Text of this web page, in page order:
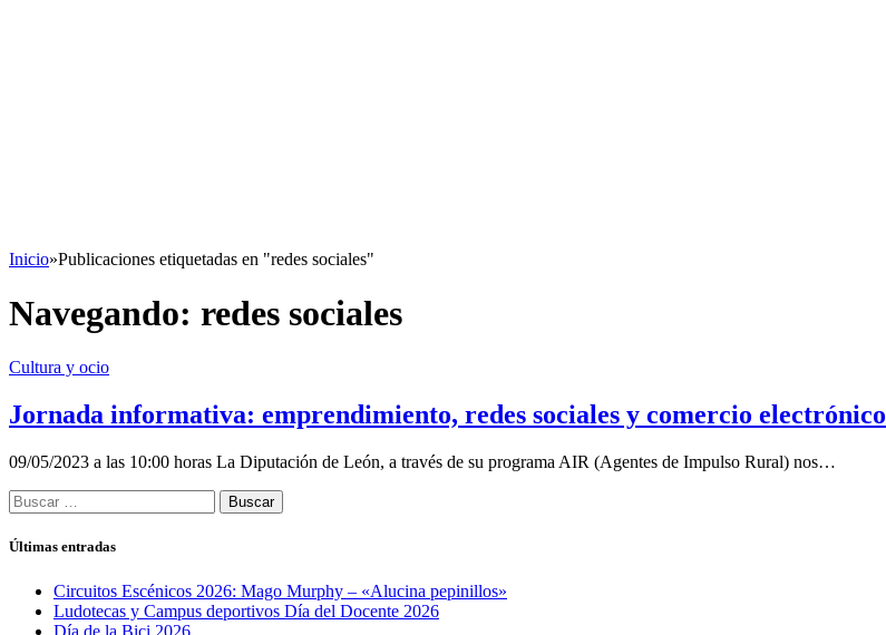
Inicio»Publicaciones etiquetadas en "redes sociales"
Navegando: redes sociales
Cultura y ocio
Jornada informativa: emprendimiento, redes sociales y comercio electrónico
09/05/2023 a las 10:00 horas La Diputación de León, a través de su programa AIR (Agentes de Impulso Rural) nos…
Buscar:
Últimas entradas
Circuitos Escénicos 2026: Mago Murphy – «Alucina pepinillos»
Ludotecas y Campus deportivos Día del Docente 2026
Día de la Bici 2026